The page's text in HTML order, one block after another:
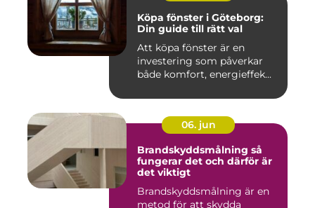
Köpa fönster i Göteborg:
Din guide till rätt val
Att köpa fönster är en
investering som påverkar
både komfort, energieffek...
06. jun
Brandskyddsmålning så
fungerar det och därför är
det viktigt
Brandskyddsmålning är en
metod för att skydda